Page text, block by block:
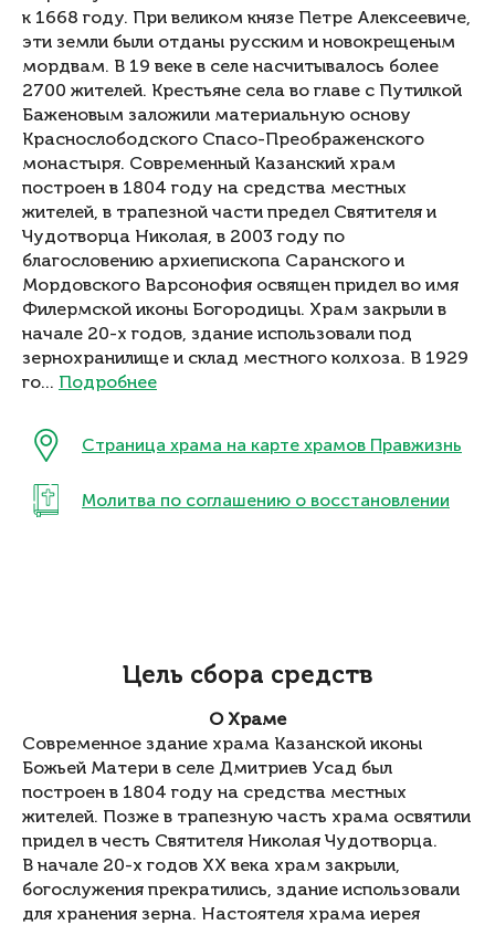
к 1668 году. При великом князе Петре Алексеевиче,
эти земли были отданы русским и новокрещеным
мордвам. В 19 веке в селе насчитывалось более
2700 жителей. Крестьяне села во главе с Путилкой
Баженовым заложили материальную основу
Краснослободского Спасо-Преображенского
монастыря. Современный Казанский храм
построен в 1804 году на средства местных
жителей, в трапезной части предел Святителя и
Чудотворца Николая, в 2003 году по
благословению архиепископа Саранского и
Мордовского Варсонофия освящен придел во имя
Филермской иконы Богородицы. Храм закрыли в
начале 20-х годов, здание использовали под
зернохранилище и склад местного колхоза. В 1929
го... Подробнее
Страница храма на карте храмов Правжизнь
Молитва по соглашению о восстановлении
Цель сбора средств
О Храме
Современное здание храма Казанской иконы
Божьей Матери в селе Дмитриев Усад был
построен в 1804 году на средства местных
жителей. Позже в трапезную часть храма освятили
придел в честь Святителя Николая Чудотворца.
В начале 20-х годов XX века храм закрыли,
богослужения прекратились, здание использовали
для хранения зерна. Настоятеля храма иерея